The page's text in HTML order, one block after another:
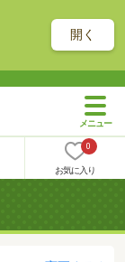
開く
0
お気に入り